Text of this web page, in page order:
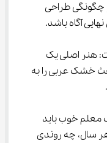
چگونگی طراحی
آگاه باشد.
سخت: هنر اصلی یک
خشک عربی را به
اخیر: یک معلم خوب باید
در هر سال، چه روندی